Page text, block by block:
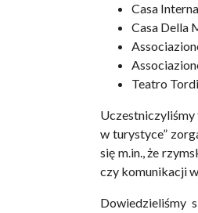
Casa
Casa Della
Teatro
Uczestniczyliśmy
w turystyce”
się m.in., że
czy komunikacji
Dowiedzieliśmy